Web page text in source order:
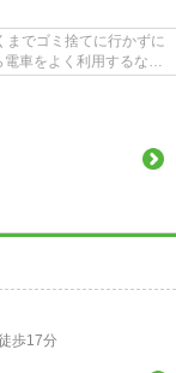
までゴミ捨てに行かずに
車をよく利用するなら
歩17分